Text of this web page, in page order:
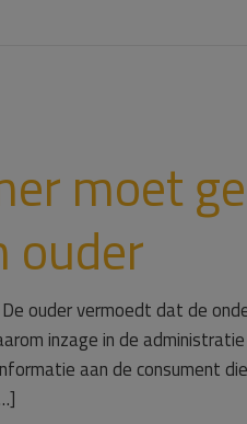
moet
ouder
ouder vermoedt dat de
inzage in de
aan de consument